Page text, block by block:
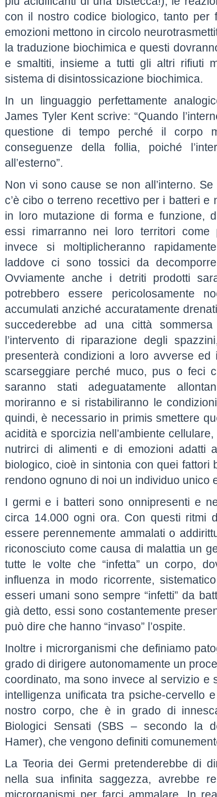
con il nostro codice biologico, tanto per
emozioni mettono in circolo
la traduzione biochimica e questi
e smaltiti, insieme a tutti gli altri rifiuti
sistema di disintossicazione biochimica.
In un linguaggio perfettamente
James Tyler Kent scrive: “Quando
questione di tempo perché il corpo
conseguenze della follia, poiché
all’esterno”.
Non vi sono cause se non all’interno.
c’è cibo o terreno recettivo per i batteri e
in loro mutazione di forma e funzione,
essi rimarranno nei loro territori come
invece si moltiplicheranno
laddove ci sono tossici da
Ovviamente anche i detriti prodotti
potrebbero essere pericolosamente
accumulati anziché accuratamente
succederebbe ad una città
l’intervento di riparazione degli
presenterà condizioni a loro avverse ed
scarseggiare perché muco, pus o feci
saranno stati adeguatamente
moriranno e si ristabiliranno le
quindi, è necessario in primis smettere
acidità e sporcizia nell’ambiente
nutrirci di alimenti e di emozioni adatti
biologico, cioè in sintonia con quei fattori
rendono ognuno di noi un individuo unico
I germi e i batteri sono onnipresenti e
circa 14.000 ogni ora. Con questi ritmi
essere perennemente ammalati o
riconosciuto come causa di malattia un
tutte le volte che “infetta” un corpo,
influenza in modo ricorrente,
esseri umani sono sempre “infetti” da
già detto, essi sono costantemente
può dire che hanno “invaso” l’ospite.
Inoltre i microrganismi che definiamo
grado di dirigere autonomamente un
coordinato, ma sono invece al servizio e
intelligenza unificata tra psiche-cervello
nostro corpo, che è in grado di
Biologici Sensati (SBS – secondo la
Hamer), che vengono definiti
La Teoria dei Germi pretenderebbe di
nella sua infinita saggezza, avrebbe